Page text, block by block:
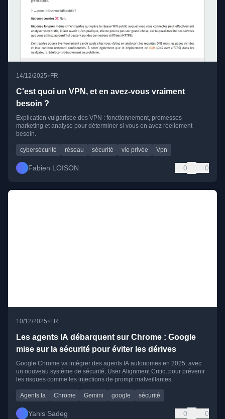
14/12/2025•FR
C'est quoi un VPN, et en avez-vous vraiment
besoin ?
Explication vulgarisée des VPN : fonctionnement, promesses
marketing et analyse pour déterminer si vous en avez réellement
besoin.
cybersécurité réseau sécurité vie privée Vpn
Fabien LOISON 0 0
10/12/2025• FR
Les agents IA débarquent sur Chrome : Google
mise sur la sécurité pour éviter les dérives
Google Chrome va intégrer des agents IA autonomes en 2025, avec
un nouveau système de sécurité, User Alignment Critic, pour prévenir
les risques comme les injections de prompt malveillantes.
Agents Ia Chrome Gemini google sécurité
Yanis Sadeg 0 0